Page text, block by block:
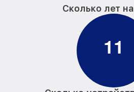
Сколько лет
11